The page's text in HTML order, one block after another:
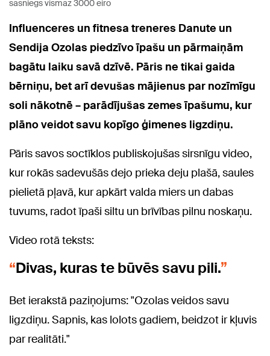
sasniegs vismaz 3000 eiro
Influenceres un fitnesa treneres Danute un
Sendija Ozolas piedzīvo īpašu un pārmaiņām
bagātu laiku savā dzīvē. Pāris ne tikai gaida
bērniņu, bet arī devušas mājienus par nozīmīgu
soli nākotnē – parādījušas zemes īpašumu, kur
plāno veidot savu kopīgo ģimenes ligzdiņu.
Pāris savos soctīklos publiskojušas sirsnīgu video,
kur rokās sadevušās dejo prieka deju plašā, saules
pielietā pļavā, kur apkārt valda miers un dabas
tuvums, radot īpaši siltu un brīvības pilnu noskaņu.
Video rotā teksts:
Divas, kuras te būvēs savu pili.
Bet ierakstā paziņojums: "Ozolas veidos savu
ligzdiņu. Sapnis, kas lolots gadiem, beidzot ir kļuvis
par realitāti."